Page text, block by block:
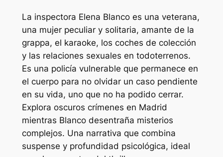
La inspectora Elena Blanco es una veterana,
una mujer peculiar y solitaria, amante de la
grappa, el karaoke, los coches de colección
y las relaciones sexuales en todoterrenos.
Es una policía vulnerable que permanece en
el cuerpo para no olvidar un caso pendiente
en su vida, uno que no ha podido cerrar.
Explora oscuros crímenes en Madrid
mientras Blanco desentraña misterios
complejos. Una narrativa que combina
suspense y profundidad psicológica, ideal